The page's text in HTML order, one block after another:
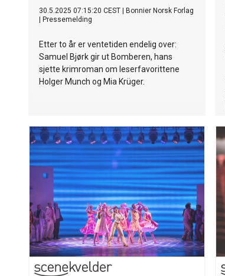
30.5.2025 07:15:20 CEST
Bonnier Norsk Forlag
Pressemelding
Etter to år er ventetiden endelig over:
Samuel Bjørk gir ut Bomberen, hans
sjette krimroman om leserfavorittene
Holger Munch og Mia Krüger.